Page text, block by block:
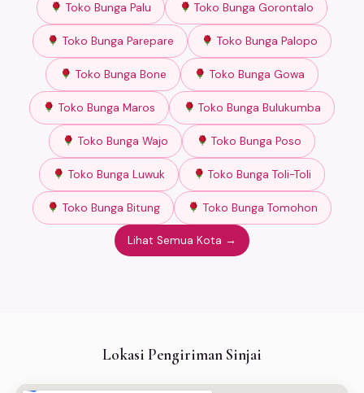
Toko Bunga Palu Toko Bunga Gorontalo
Toko Bunga Parepare Toko Bunga Palopo
Toko Bunga Bone Toko Bunga Gowa
Toko Bunga Maros Toko Bunga Bulukumba
Toko Bunga Wajo Toko Bunga Poso
Toko Bunga Luwuk Toko Bunga Toli-Toli
Toko Bunga Bitung Toko Bunga Tomohon
Lihat Semua Kota →
Lokasi Pengiriman Sinjai